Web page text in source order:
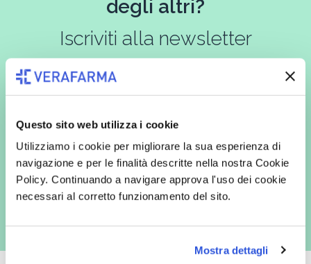
Questo sito web utilizza i cookie
Utilizziamo i cookie per migliorare la sua esperienza di
navigazione e per le finalità descritte nella nostra Cookie
Policy. Continuando a navigare approva l'uso dei cookie
necessari al corretto funzionamento del sito.
Mostra dettagli
degli altri?
Iscriviti alla newsletter
redatta ai sensi del Regolamento EU 2016/679, acconsento
espressamente al trattamento dei miei dati personali per finalità
commerciali da parte di Verafarma, tra cui invio di comunicazioni
marketing (con modalità telematiche - quali ad es. newsletter ed e-mail
con inviti e comunicazioni commerciali - e modalità tradizionali, quali ad
es. posta cartacea)